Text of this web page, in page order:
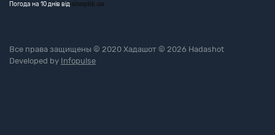
Погода на 10 днів від sinoptik.ua
Все права защищены © 2020 Хадашот © 2026 Hadashot
Developed by Infopulse